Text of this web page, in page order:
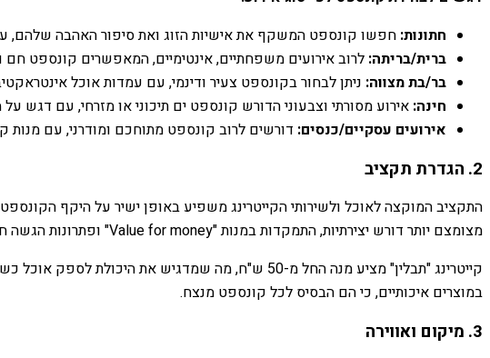
חתונות: חפשו קונספט המשקף את אישיות הזוג ואת סיפור האהבה שלהם,
ברית/בריתה: לרוב אירועים משפחתיים, אינטימיים, המאפשרים קונספט חם
בר/בת מצווה: ניתן לבחור בקונספט צעיר ודינמי, עם עמדות אוכל
חינה: אירוע מסורתי וצבעוני הדורש קונספט ים תיכוני או מזרחי, עם דגש על
אירועים עסקיים/כנסים: דורשים לרוב קונספט מתוחכם ומודרני, עם מנות
2. הגדרת תקציב
התקציב המוקצה לאוכל ולשירותי הקייטרינג משפיע באופן ישיר על היקף
מצומצם יותר דורש יצירתיות, התמקדות במנות "Value for money" ופתרונות הגשה חסכוניים אך עדיין מרשימים.
קייטרינג "תבלין" מציע מנה החל מ-50 ש"ח, מה
במוצרים איכותיים, כי הם הבסיס לכל קונספט מנצח.
3. מיקום ואווירה